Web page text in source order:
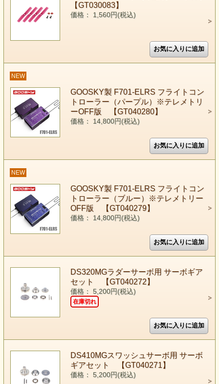
【GT030083】
価格： 1,560円(税込)
NEW
GOOSKY製 F701-ELRS フライトコン
トローラー（パープル）※テレメトリ
ーOFF版 【GT040280】
価格： 14,800円(税込)
NEW
GOOSKY製 F701-ELRS フライトコン
トローラー（ブルー）※テレメトリー
OFF版 【GT040279】
価格： 14,800円(税込)
DS320MGラダーサーボ用 サーボギア
セット 【GT040272】
価格： 5,200円(税込)
在庫切れ
DS410MGスワッシュサーボ用 サーボ
ギアセット 【GT040271】
価格： 5,200円(税込)